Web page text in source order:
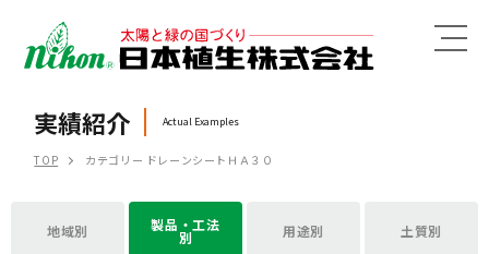
MENU
実績紹介 Actual Examples
TOP カテゴリー ドレーンシートＨＡ３０
地域別 製品・工法
別 用途別 土質別